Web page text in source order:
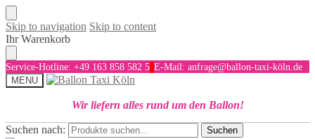
Skip to navigation Skip to content
Ihr Warenkorb
Service-Hotline: +49 163 858 582 5 E-Mail: anfrage@ballon-taxi-köln.de
MENU
Wir liefern alles rund um den Ballon!
Suchen nach: Suchen